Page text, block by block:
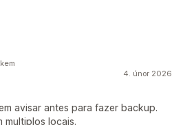
4. únor 2026
avisar antes para fazer backup.
multiplos locais.